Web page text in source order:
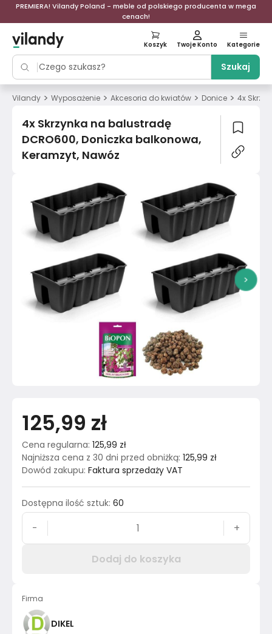
PREMIERA! Vilandy Poland - meble od polskiego producenta w mega
cenach!
Szukaj
Koszyk Twoje Konto Kategorie
Vilandy > Wyposażenie > Akcesoria do kwiatów > Donice > 4x
4x Skrzynka na balustradę
DCRO600, Doniczka balkonowa,
Keramzyt, Nawóz
>
125,99 zł
Cena regularna: 125,99 zł
Najniższa cena z 30 dni przed obniżką: 125,99 zł
Dowód zakupu: Faktura sprzedaży VAT
Dostępna ilość sztuk: 60
- +
Dodaj do koszyka
Firma
DIKEL